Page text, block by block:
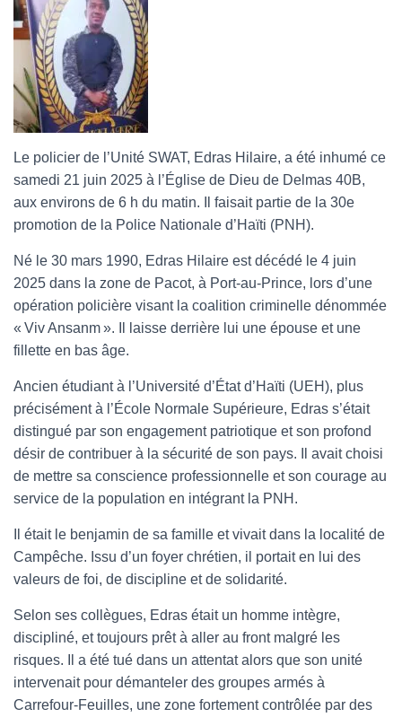
Le policier de l’Unité SWAT, Edras Hilaire, a été inhumé ce
samedi 21 juin 2025 à l’Église de Dieu de Delmas 40B,
aux environs de 6 h du matin. Il faisait partie de la 30e
promotion de la Police Nationale d’Haïti (PNH).
Né le 30 mars 1990, Edras Hilaire est décédé le 4 juin
2025 dans la zone de Pacot, à Port-au-Prince, lors d’une
opération policière visant la coalition criminelle dénommée
« Viv Ansanm ». Il laisse derrière lui une épouse et une
fillette en bas âge.
Ancien étudiant à l’Université d’État d’Haïti (UEH), plus
précisément à l’École Normale Supérieure, Edras s’était
distingué par son engagement patriotique et son profond
désir de contribuer à la sécurité de son pays. Il avait choisi
de mettre sa conscience professionnelle et son courage au
service de la population en intégrant la PNH.
Il était le benjamin de sa famille et vivait dans la localité de
Campêche. Issu d’un foyer chrétien, il portait en lui des
valeurs de foi, de discipline et de solidarité.
Selon ses collègues, Edras était un homme intègre,
discipliné, et toujours prêt à aller au front malgré les
risques. Il a été tué dans un attentat alors que son unité
intervenait pour démanteler des groupes armés à
Carrefour-Feuilles, une zone fortement contrôlée par des